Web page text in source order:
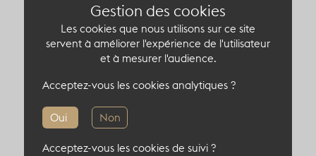
conférence jusqu'à 220 personnes.
Capacité du lieu atypique
500 pers en cocktail
220 pers en théâtre
320 pers en diner
Gestion des cookies
Les cookies que nous utilisons sur ce site
servent à améliorer l'expérience de l'utilisateur
et à mesurer l'audience.
Oui Non
Acceptez-vous les cookies analytiques ?
Acceptez-vous les cookies de suivi ?